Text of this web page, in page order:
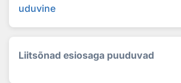
uduvine
Liitsõnad esiosaga puuduvad